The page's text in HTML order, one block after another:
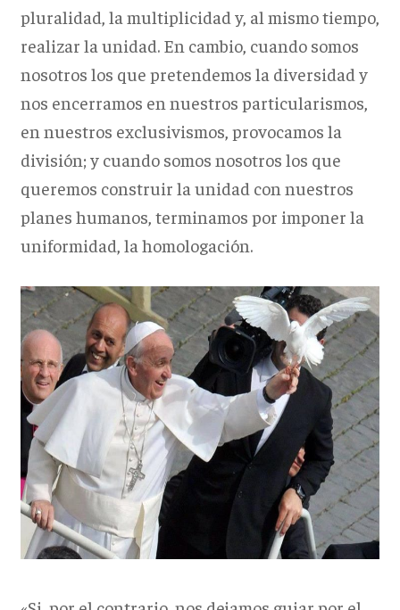
pluralidad, la multiplicidad y, al mismo tiempo,
realizar la unidad. En cambio, cuando somos
nosotros los que pretendemos la diversidad y
nos encerramos en nuestros particularismos,
en nuestros exclusivismos, provocamos la
división; y cuando somos nosotros los que
queremos construir la unidad con nuestros
planes humanos, terminamos por imponer la
uniformidad, la homologación.